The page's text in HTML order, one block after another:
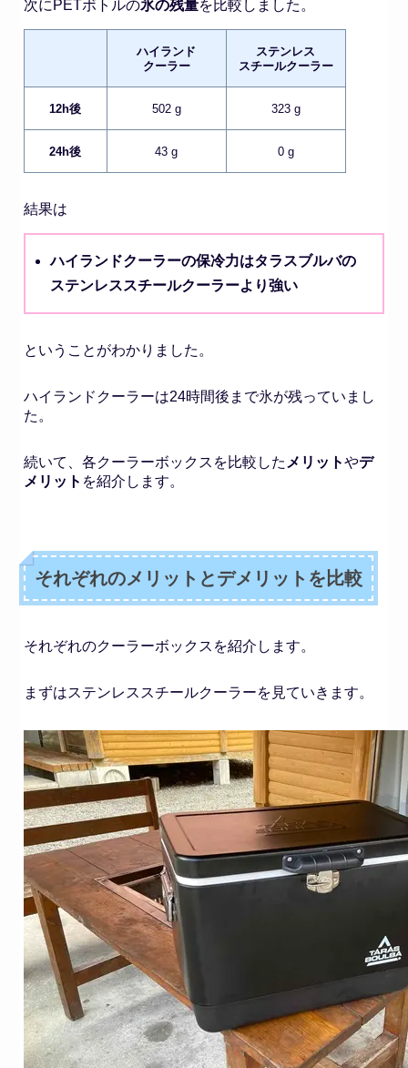
次にPETボトルの氷の残量を比較しました。
ハイランド
クーラー
ステンレス
スチールクーラー
12h後 502 g 323 g
24h後 43 g 0 g
結果は
ハイランドクーラーの保冷力はタラスブルバの
ステンレススチールクーラーより強い
ということがわかりました。
ハイランドクーラーは24時間後まで氷が残っていまし
た。
続いて、各クーラーボックスを比較した メリットやデ
メリット を紹介します。
それぞれのメリットとデメリットを比較
それぞれのクーラーボックスを紹介します。
まずはステンレススチールクーラーを見ていきます。